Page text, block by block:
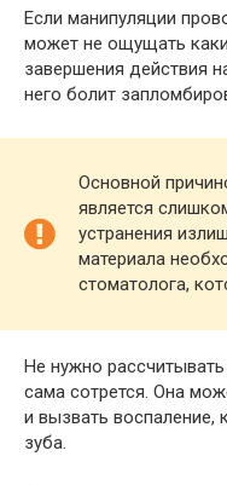
Если манипуляции
может не ощущать
завершения действия
него болит
Основной
является
устранения
материала
стоматолога,
Не нужно
сама сотрется. Она
и вызвать воспаление,
зуба.